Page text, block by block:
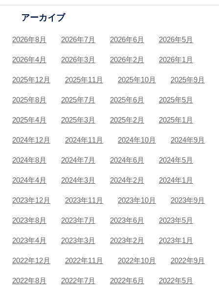
アーカイブ
2026年8月 2026年7月 2026年6月 2026年5月
2026年4月 2026年3月 2026年2月 2026年1月
2025年12月 2025年11月 2025年10月 2025年9月
2025年8月 2025年7月 2025年6月 2025年5月
2025年4月 2025年3月 2025年2月 2025年1月
2024年12月 2024年11月 2024年10月 2024年9月
2024年8月 2024年7月 2024年6月 2024年5月
2024年4月 2024年3月 2024年2月 2024年1月
2023年12月 2023年11月 2023年10月 2023年9月
2023年8月 2023年7月 2023年6月 2023年5月
2023年4月 2023年3月 2023年2月 2023年1月
2022年12月 2022年11月 2022年10月 2022年9月
2022年8月 2022年7月 2022年6月 2022年5月